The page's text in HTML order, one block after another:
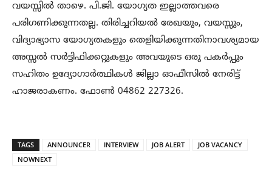
വയസ്സില്‍ താഴെ. പി.ജി. യോഗ്യത ഇല്ലാത്തവരെ
പരിഗണിക്കുന്നതല്ല. തിരിച്ചറിയല്‍ രേഖയും, വയസ്സും,
വിദ്യാഭ്യാസ യോഗ്യതകളും തെളിയിക്കുന്നതിനാവശ്യമായ
അസ്സല്‍ സര്‍ട്ടിഫിക്കറ്റുകളും അവയുടെ ഒരു പകര്‍പ്പും
സഹിതം ഉദ്യോഗാര്‍ത്ഥികള്‍ ജില്ലാ ഓഫീസില്‍ നേരിട്ട്
ഹാജരാകണം. ഫോണ്‍ 04862 227326.
TAGS ANNOUNCER INTERVIEW JOB ALERT
JOB VACANCY
NOWNEXT